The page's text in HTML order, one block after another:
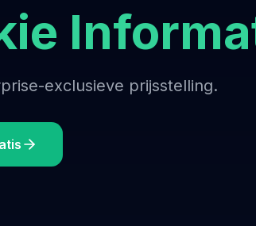
exclusieve prijsstelling.